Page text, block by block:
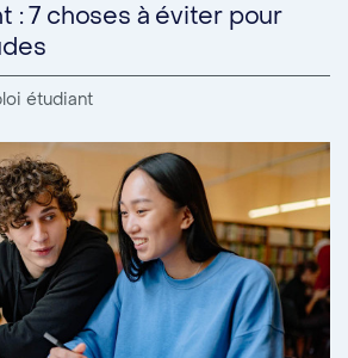
: 7 choses à éviter pour
étudiant